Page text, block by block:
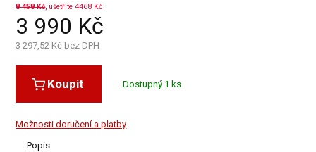
8 458Kč, ušetříte 4468 Kč
3 990 Kč
3 297,52 Kč bez DPH
Koupit Dostupný 1 ks
Možnosti doručení a platby
Popis